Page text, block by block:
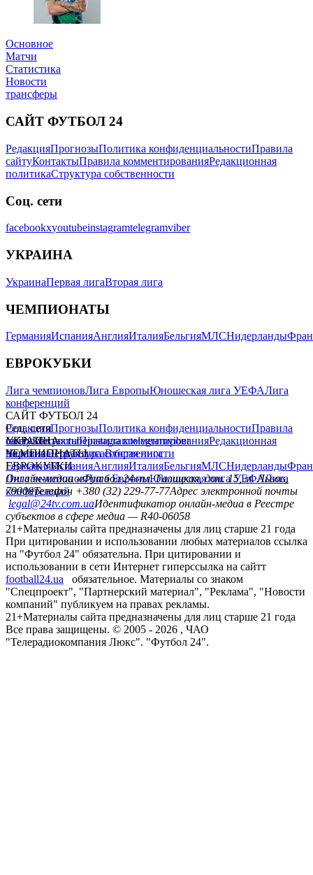
Основное
Матчи
Статистика
Новости
трансферы
САЙТ ФУТБОЛ 24
РедакцияПрогнозыПолитика конфиденциальностиПравила
сайтуКонтактыПравила комментированияРедакционная
политикаСтруктура собственности
Соц. сети
facebookxyoutubeinstagramtelegramviber
УКРАИНА
УкраинаПервая лигаВторая лига
ЧЕМПИОНАТЫ
ГерманияИспанияАнглияИталияБельгияМЛСНидерланды
ЕВРОКУБКИ
Лига чемпионовЛига ЕвропыЮношеская лига УЕФАЛига
конференций
САЙТ ФУТБОЛ 24
РедакцияПрогнозыПолитика конфиденциальностиПравила
сайтуКонтактыПравила комментированияРедакционная
политикаСтруктура собственности
Соц. сети
facebookxyoutubeinstagramtelegramviber
УКРАИНА
УкраинаПервая лигаВторая лига
ЧЕМПИОНАТЫ
ГерманияИспанияАнглияИталияБельгияМЛСНидерланды
ЕВРОКУБКИ
Лига чемпионовЛига ЕвропыЮношеская лига УЕФАЛига
конференций
Онлайн-медиа «Футбол 24»пл. Галицкая, дом. 15, м. Львов,
79008Телефон +380 (32) 229-77-77Адрес электронной почты
legal@24tv.com.uaИдентификатор онлайн-медиа в Реестре
субъектов в сфере медиа — R40-06058
21+Материалы сайта предназначены для лиц старше 21 года
При цитировании и использовании любых материалов ссылка
на "Футбол 24" обязательна. При цитировании и
использовании в сети Интернет гиперссылка на сайтт
football24.ua
обязательное. Материалы со знаком
"Спецпроект", "Партнерский материал", "Реклама", "Новости
компаний" публикуем на правах рекламы.
21+Материалы сайта предназначены для лиц старше 21 года
Все права защищены. © 2005 - 2026 , ЧАО
"Телерадиокомпания Люкс". "Футбол 24".